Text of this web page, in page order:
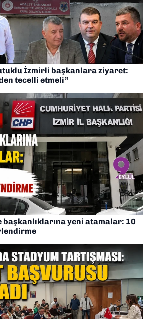
İzmirli başkanlara ziyaret:
tecelli etmeli”
başkanlıklarına yeni atamalar: 10